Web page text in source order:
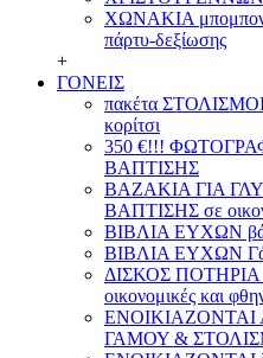
ΧΩΝΑΚΙΑ
πάρτυ-δεξίωσης
+
ΓΟΝΕΙΣ
πακέτα
κορίτσι
350 €!!!
ΒΑΠΤΙΣΗΣ
ΒΑΖΑΚΙΑ ΓΙΑ
ΒΑΠΤΙΣΗΣ σε
ΒΙΒΛΙΑ ΕΥΧΩΝ
ΒΙΒΛΙΑ ΕΥΧΩΝ
ΔΙΣΚΟΣ
οικονομικές και
ΓΑΜΟΥ &